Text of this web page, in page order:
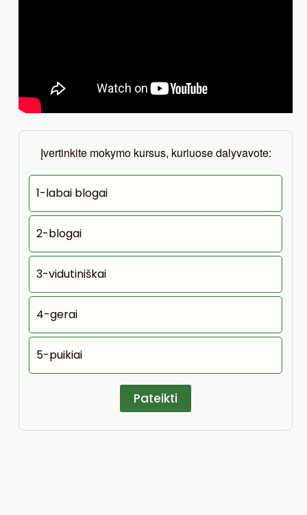
Įvertinkite mokymo kursus, kuriuose dalyvavote:
1-labai blogai
2-blogai
3-vidutiniškai
4-gerai
5-puikiai